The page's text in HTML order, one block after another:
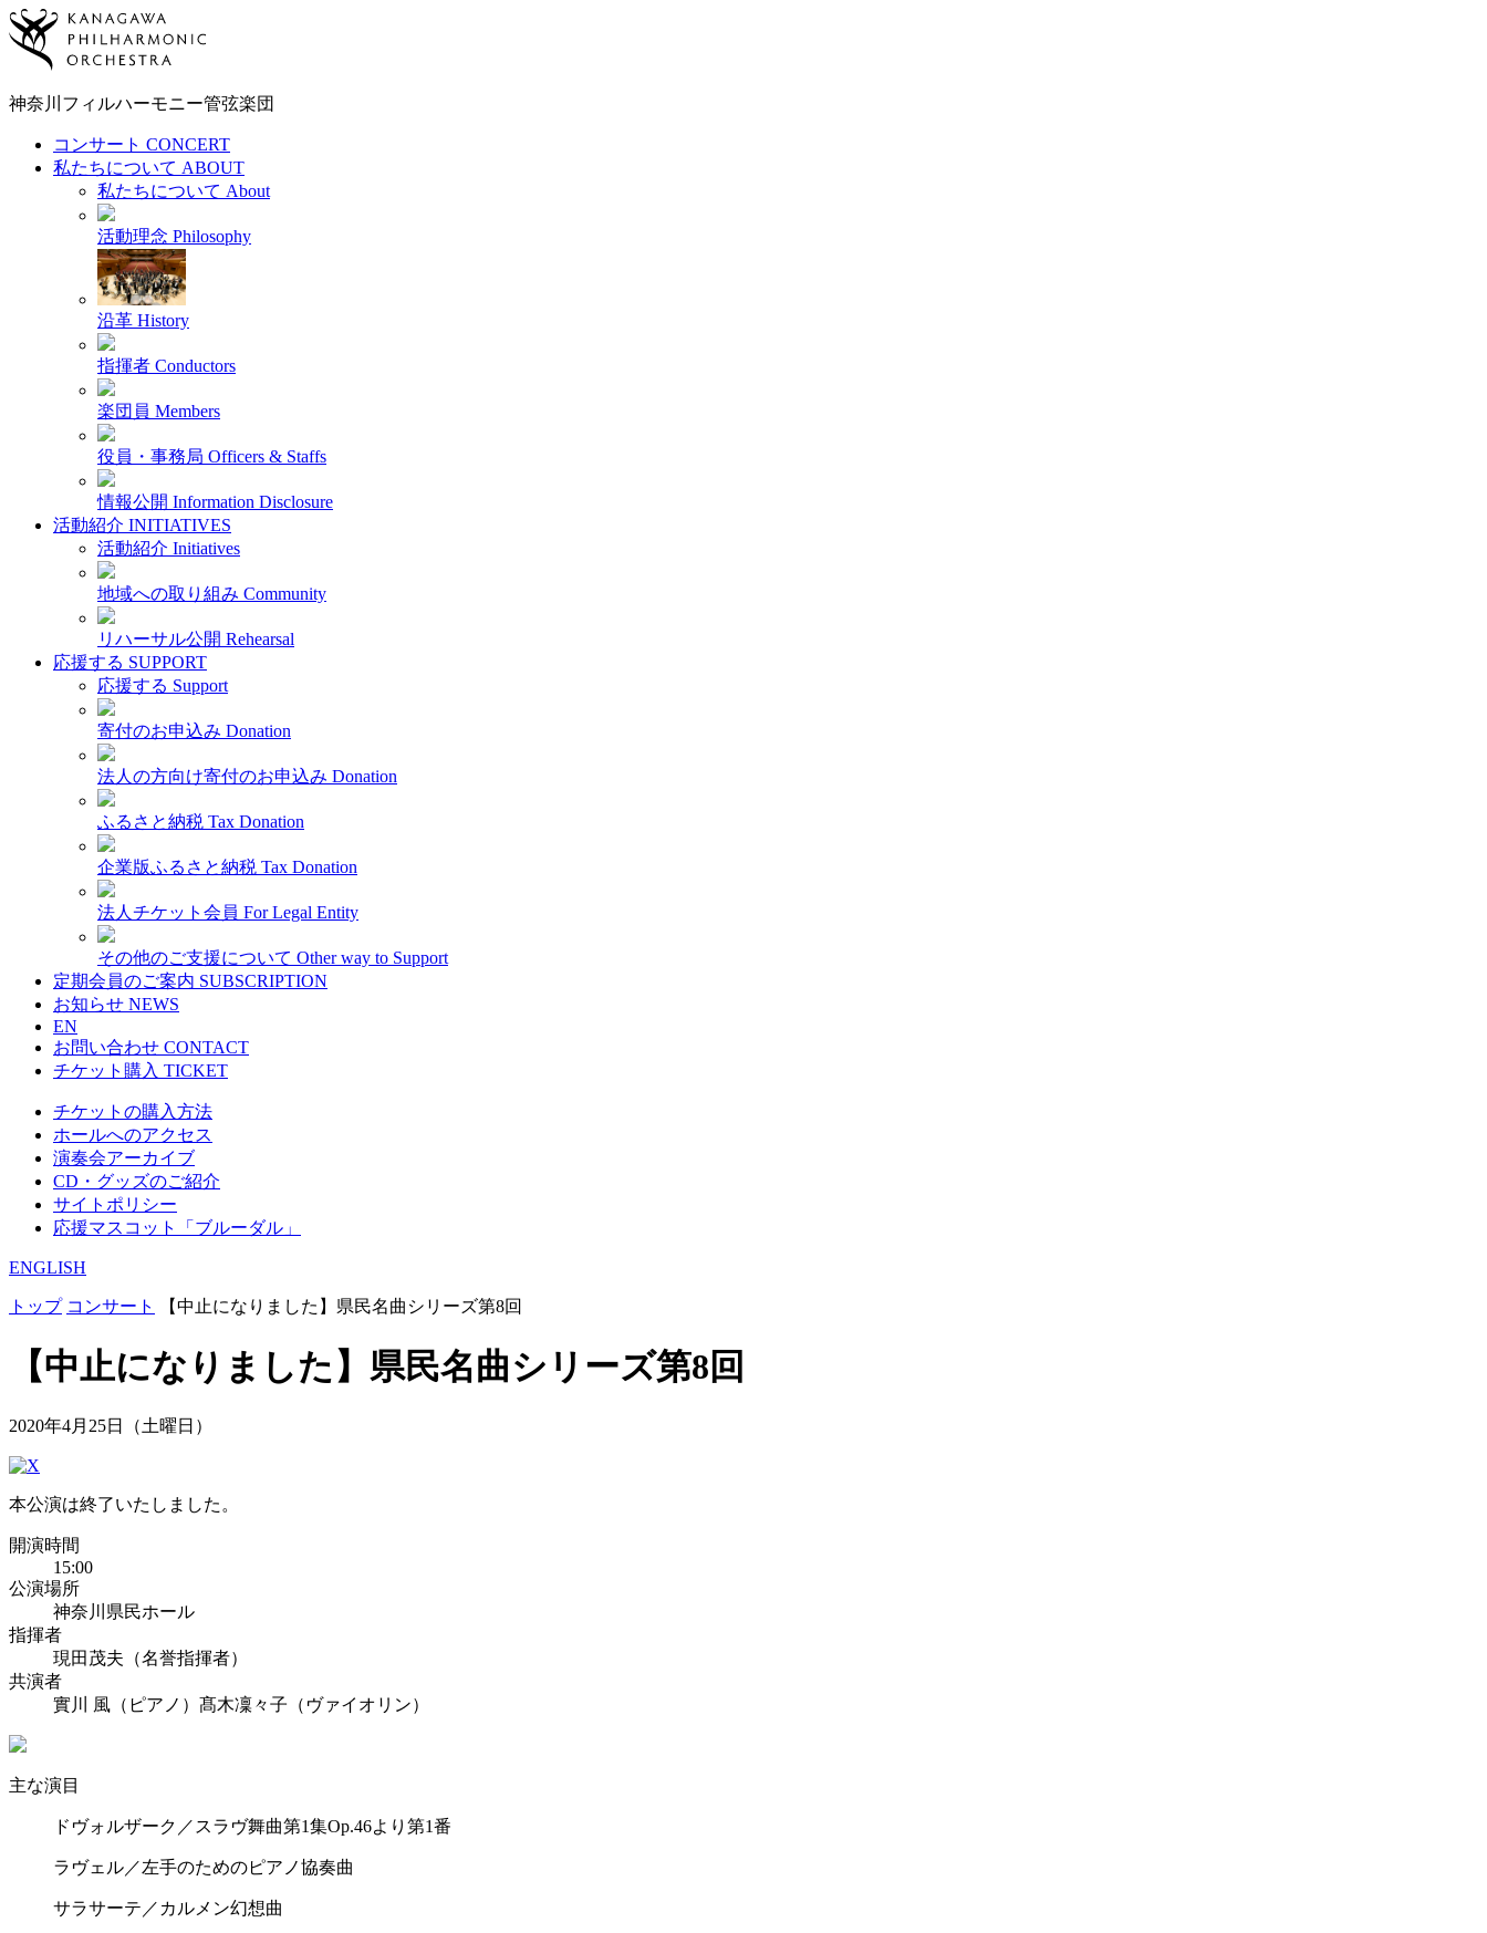
神奈川フィルハーモニー管弦楽団
コンサート CONCERT
私たちについて ABOUT
私たちについて About
活動理念 Philosophy
沿革 History
指揮者 Conductors
楽団員 Members
役員・事務局 Officers & Staffs
情報公開 Information Disclosure
活動紹介 INITIATIVES
活動紹介 Initiatives
地域への取り組み Community
リハーサル公開 Rehearsal
応援する SUPPORT
応援する Support
寄付のお申込み Donation
法人の方向け寄付のお申込み Donation
ふるさと納税 Tax Donation
企業版ふるさと納税 Tax Donation
法人チケット会員 For Legal Entity
その他のご支援について Other way to Support
定期会員のご案内 SUBSCRIPTION
お知らせ NEWS
EN
お問い合わせ CONTACT
チケット購入 TICKET
チケットの購入方法
ホールへのアクセス
演奏会アーカイブ
CD・グッズのご紹介
サイトポリシー
応援マスコット「ブルーダル」
ENGLISH
トップ コンサート 【中止になりました】県民名曲シリーズ第8回
【中止になりました】県民名曲シリーズ第8回
2020年4月25日（土曜日）
本公演は終了いたしました。
開演時間
15:00
公演場所
神奈川県民ホール
指揮者
現田茂夫（名誉指揮者）
共演者
實川 風（ピアノ） 髙木凜々子（ヴァイオリン）
主な演目
ドヴォルザーク／スラヴ舞曲第1集Op.46より第1番
ラヴェル／左手のためのピアノ協奏曲
サラサーテ／カルメン幻想曲